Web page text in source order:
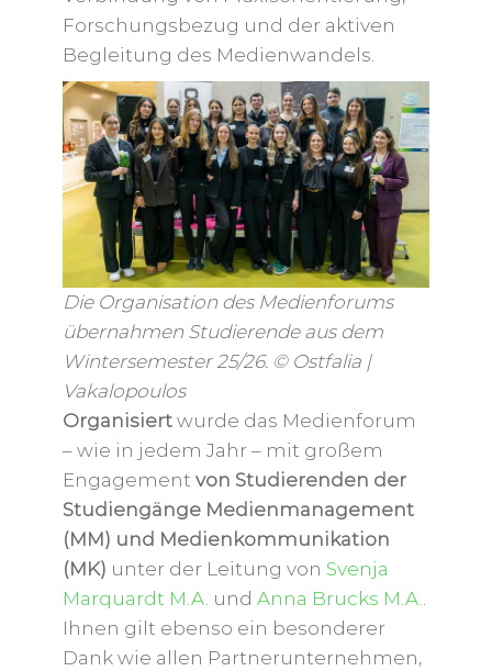
Forschungsbezug und der aktiven
Begleitung des Medienwandels.
Die Organisation des Medienforums
übernahmen Studierende aus dem
Wintersemester 25/26. © Ostfalia |
Vakalopoulos
Organisiertwurde das Medienforum
– wie in jedem Jahr – mit großem
Engagement von Studierenden der
Studiengänge Medienmanagement
(MM) und Medienkommunikation
(MK) unter der Leitung von Svenja
Marquardt M.A. und Anna Brucks M.A..
Ihnen gilt ebenso ein besonderer
Dank wie allen Partnerunternehmen,